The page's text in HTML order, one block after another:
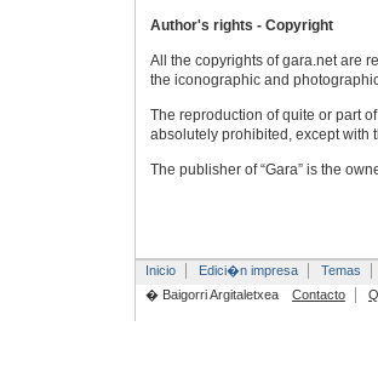
Author's rights - Copyright
All the copyrights of gara.net are
the iconographic and
The reproduction of quite or part
absolutely prohibited, except with
The publisher of “Gara” is the
Inicio Edici�n impresa Temas
� Baigorri Argitaletxea
Contacto